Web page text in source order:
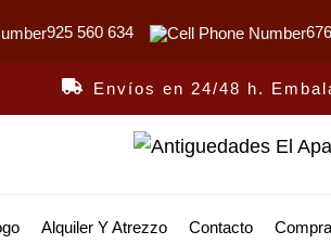
925 560 634
Envíos en 24/48 h.
El
Alquiler Y Atrezzo Contacto